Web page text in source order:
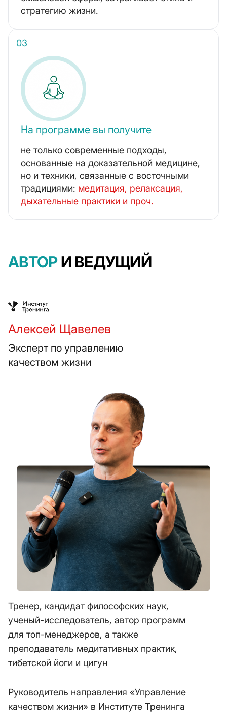
стратегию жизни.
На программе вы получите
не только современные подходы,
основанные на доказательной медицине,
но и техники, связанные с восточными
традициями: медитация, релаксация,
дыхательные практики и проч.
АВТОРИ ВЕДУЩИЙ
Алексей Щавелев
Эксперт по управлению
качеством жизни
Тренер, кандидат философских наук,
ученый-исследователь, автор программ
для топ-менеджеров, а также
преподаватель медитативных практик,
тибетской йоги и цигун
Руководитель направления «Управление
качеством жизни» в Институте Тренинга